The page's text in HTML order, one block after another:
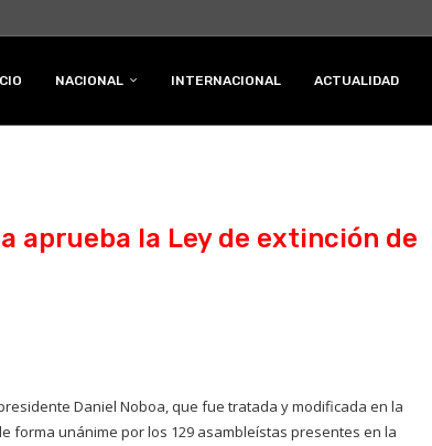
NACIONAL INTERNACIONAL ACTUALIDAD
aprueba la Ley de extinción de
Daniel Noboa, que fue tratada y modificada en la
forma unánime por los 129 asambleístas presentes en la